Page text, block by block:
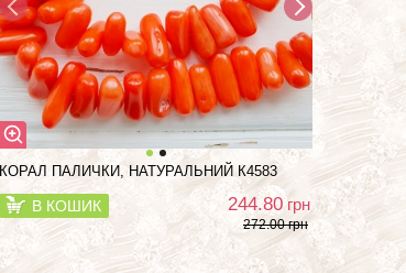
КОРАЛ ПАЛИЧКИ, НАТУРАЛЬНИЙ К4583
В КОШИК 244.80грн
272.00 грн